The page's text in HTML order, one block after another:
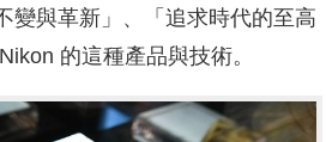
變與革新」、「追求時代的至高
的這種產品與技術。